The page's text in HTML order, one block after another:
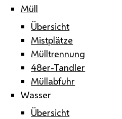
Müll
Übersicht
Mistplätze
Mülltrennung
48er-Tandler
Müllabfuhr
Wasser
Übersicht